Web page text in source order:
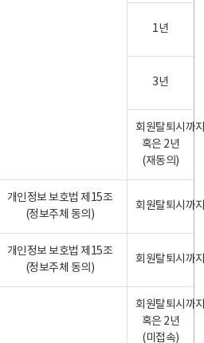
1년
3년
회원탈퇴시까
혹은 2년
(재동의)
개인정보 보호법 제15조
(정보주체 동의)
회원탈퇴시까
개인정보 보호법 제15조
(정보주체 동의)
회원탈퇴시까
회원탈퇴시까
혹은 2년
(미접속)